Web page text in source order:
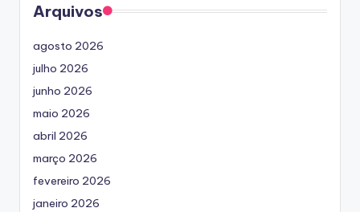
Arquivos
agosto 2026
julho 2026
junho 2026
maio 2026
abril 2026
março 2026
fevereiro 2026
janeiro 2026